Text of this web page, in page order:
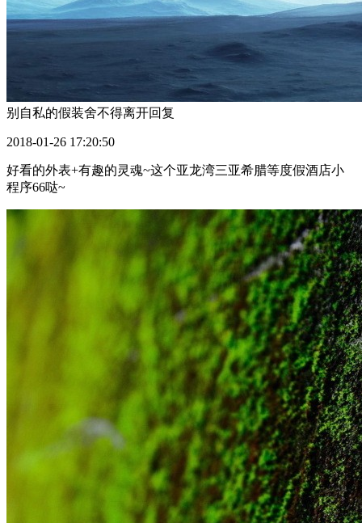
别自私的假装舍不得离开回复
2018-01-26 17:20:50
好看的外表+有趣的灵魂~这个亚龙湾三亚希腊等度假酒店小
程序66哒~